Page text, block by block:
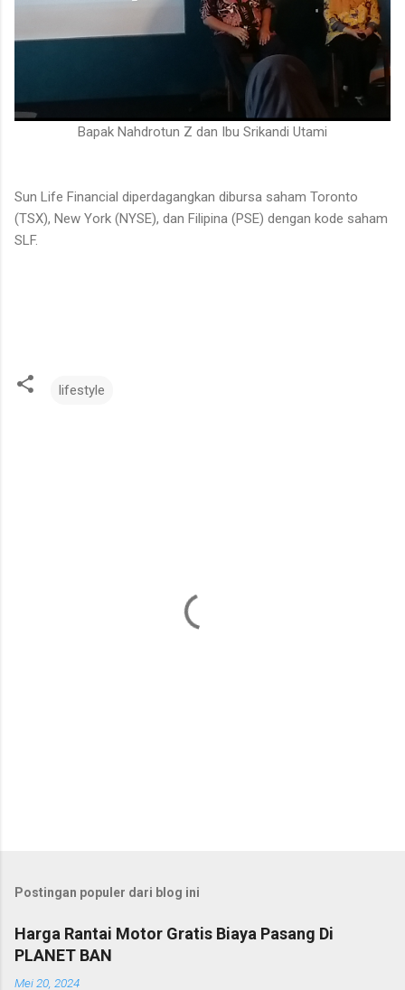
Bapak Nahdrotun Z dan Ibu Srikandi Utami
Sun Life Financial diperdagangkan dibursa saham Toronto
(TSX), New York (NYSE), dan Filipina (PSE) dengan kode saham
SLF.
lifestyle
Postingan populer dari blog ini
Harga Rantai Motor Gratis Biaya Pasang Di
PLANET BAN
Mei 20, 2024